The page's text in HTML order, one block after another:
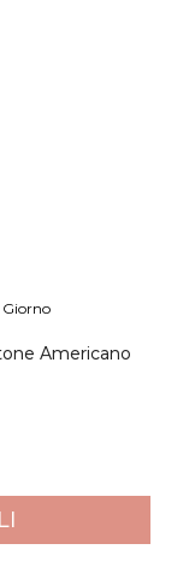
Giorno
Americano